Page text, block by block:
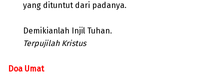
yang dituntut dari padanya.
Demikianlah Injil Tuhan.
Terpujilah Kristus
Doa Umat